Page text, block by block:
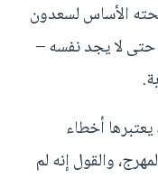
الأساس لسعدون
لا يجد نفسه –
أخطاء
والقول إنه لم